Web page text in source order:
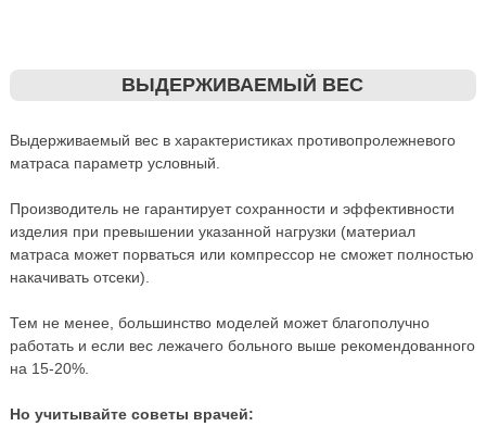
ВЫДЕРЖИВАЕМЫЙ ВЕС
Выдерживаемый вес в характеристиках противопролежневого
матраса параметр условный.
Производитель не гарантирует сохранности и эффективности
изделия при превышении указанной нагрузки (материал
матраса может порваться или компрессор не сможет полностью
накачивать отсеки).
Тем не менее, большинство моделей может благополучно
работать и если вес лежачего больного выше рекомендованного
на 15-20%.
Но учитывайте советы врачей: